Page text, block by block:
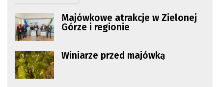
Majówkowe atrakcje w Zielonej
Górze i regionie
Winiarze przed majówką